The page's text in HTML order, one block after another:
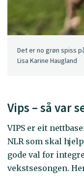
Det er no grøn spiss
Lisa Karine Haugland
Vips – så var
VIPS er eit
NLR som skal
gode val for
vekstsesongen.